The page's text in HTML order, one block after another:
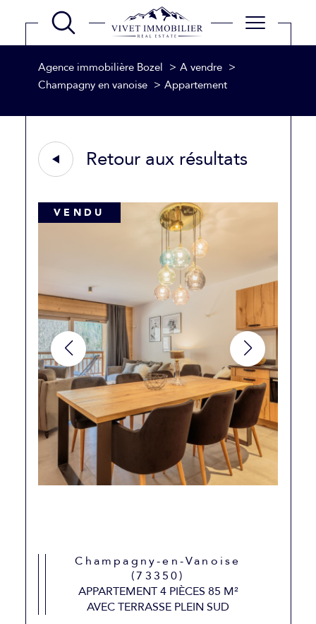
Agence immobilière Bozel
A vendre
Champagny en vanoise
Appartement
Retour aux résultats
VENDU
Champagny-en-Vanoise
(73350)
APPARTEMENT 4 PIÈCES 85 M²
AVEC TERRASSE PLEIN SUD